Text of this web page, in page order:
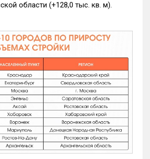
области (+128,0 тыс. кв. м).